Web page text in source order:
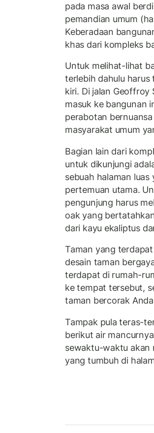
pada masa awal
pemandian umum
Keberadaan
khas dari kompleks
Untuk melihat-lihat
terlebih dahulu harus
kiri. Di jalan Geoffroy
masuk ke bangunan
perabotan
masyarakat umum
Bagian lain dari
untuk dikunjungi
sebuah halaman
pertemuan utama.
pengunjung harus
oak yang
dari kayu ekaliptus
Taman yang
desain taman
terdapat di rumah-
ke tempat tersebut,
taman bercorak
Tampak pula teras-
berikut air
sewaktu-waktu akan
yang tumbuh di